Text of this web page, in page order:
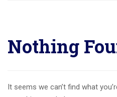
Nothing
It seems we can’t find what